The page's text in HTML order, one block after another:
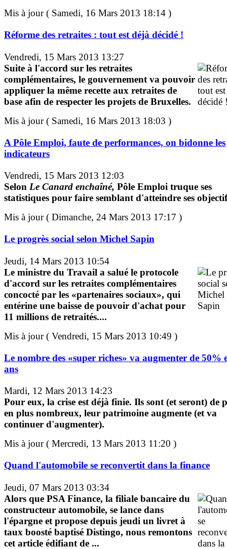
Mis à jour ( Samedi, 16 Mars 2013 18:14 )
Réforme des retraites : tout est déjà décidé !
Vendredi, 15 Mars 2013 13:27
Suite à l'accord sur les retraites
complémentaires, le gouvernement va pouvoir
appliquer la même recette aux retraites de
base afin de respecter les projets de Bruxelles.
Mis à jour ( Samedi, 16 Mars 2013 18:03 )
A Pôle Emploi, faute de performances, on bidonne les
indicateurs
Vendredi, 15 Mars 2013 12:03
Selon Le Canard enchaîné, Pôle Emploi truque ses
statistiques pour faire semblant d'atteindre ses
Mis à jour ( Dimanche, 24 Mars 2013 17:17 )
Le progrès social selon Michel Sapin
Jeudi, 14 Mars 2013 10:54
Le ministre du Travail a salué le protocole
d'accord sur les retraites complémentaires
concocté par les «partenaires sociaux», qui
entérine une baisse de pouvoir d'achat pour
11 millions de retraités....
Mis à jour ( Vendredi, 15 Mars 2013 10:49 )
Le nombre des «super riches» va augmenter de 50%
ans
Mardi, 12 Mars 2013 14:23
Pour eux, la crise est déjà finie. Ils sont (et seront) de
en plus nombreux, leur patrimoine augmente (et va
continuer d'augmenter).
Mis à jour ( Mercredi, 13 Mars 2013 11:20 )
Quand l'automobile se reconvertit dans la finance
Jeudi, 07 Mars 2013 03:34
Alors que PSA Finance, la filiale bancaire du
constructeur automobile, se lance dans
l'épargne et propose depuis jeudi un livret à
taux boosté baptisé Distingo, nous remontons
cet article édifiant de ...